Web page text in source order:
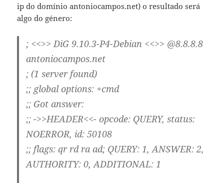
ip do domínio antoniocampos.net) o resultado será
algo do género:
; <<>> DiG 9.10.3-P4-Debian <<>> @8.8.8.8
antoniocampos.net
; (1 server found)
;; global options: +cmd
;; Got answer:
;; ->>HEADER<<- opcode: QUERY, status:
NOERROR, id: 50108
;; flags: qr rd ra ad; QUERY: 1, ANSWER: 2,
AUTHORITY: 0, ADDITIONAL: 1